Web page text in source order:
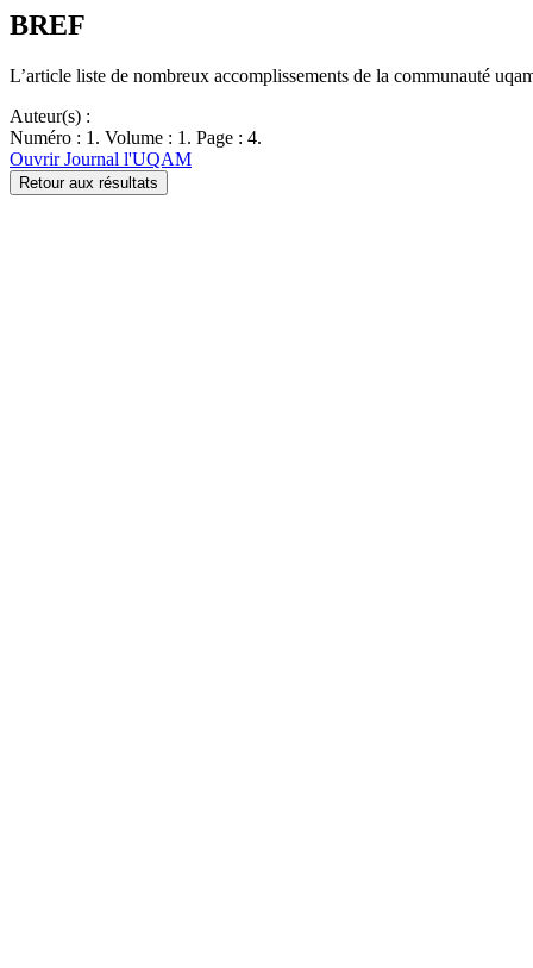
BREF
L’article liste de nombreux accomplissements de la communauté
Auteur(s) :
Numéro : 1. Volume : 1. Page : 4.
Ouvrir Journal l'UQAM
Retour aux résultats